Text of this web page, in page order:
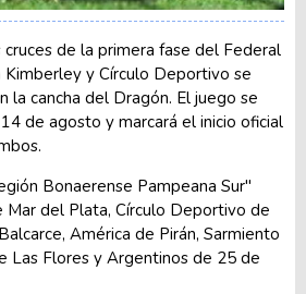
de la primera fase del Federal
Kimberley y Círculo Deportivo se
la cancha del Dragón. El juego se
de agosto y marcará el inicio oficial
Bonaerense Pampeana Sur"
Mar del Plata, Círculo Deportivo de
América de Pirán, Sarmiento
Las Flores y Argentinos de 25 de